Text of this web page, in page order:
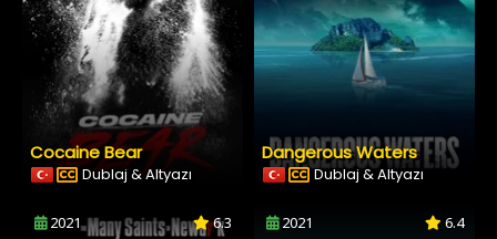
Cocaine Bear
Dublaj & Altyazı
Dangerous Waters
Dublaj & Altyazı
2021 6.3 2021 6.4